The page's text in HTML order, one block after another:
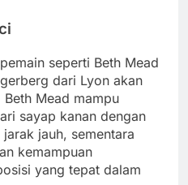
seperti Beth Mead
dari Lyon akan
Mead mampu
sayap kanan dengan
jauh, sementara
kemampuan
yang tepat dalam